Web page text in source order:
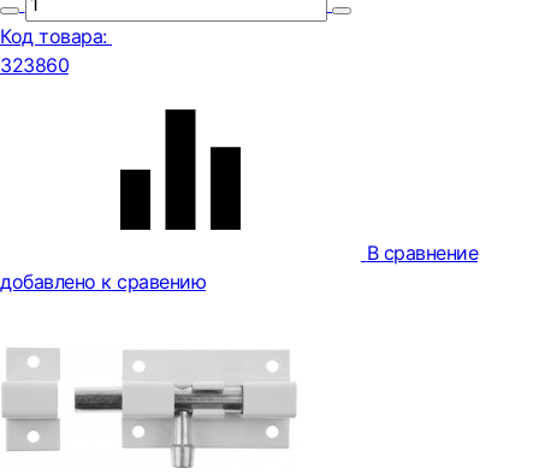
Код товара:
323860
В сравнение
добавлено к сравению